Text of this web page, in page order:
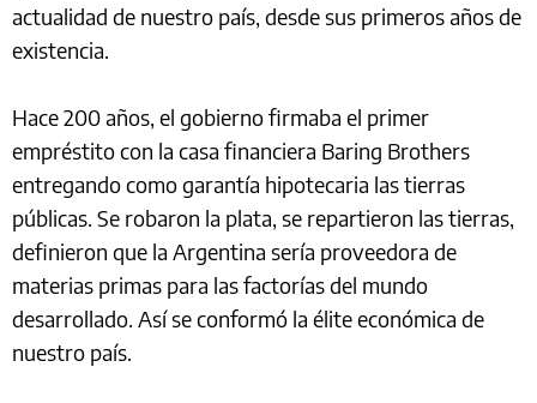
actualidad de nuestro país, desde sus primeros años de
existencia.
Hace 200 años, el gobierno firmaba el primer
empréstito con la casa financiera Baring Brothers
entregando como garantía hipotecaria las tierras
públicas. Se robaron la plata, se repartieron las tierras,
definieron que la Argentina sería proveedora de
materias primas para las factorías del mundo
desarrollado. Así se conformó la élite económica de
nuestro país.